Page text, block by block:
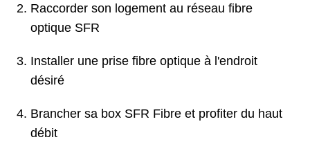
Raccorder son logement au réseau fibre
optique SFR
Installer une prise fibre optique à l'endroit
désiré
Brancher sa box SFR Fibre et profiter du haut
débit